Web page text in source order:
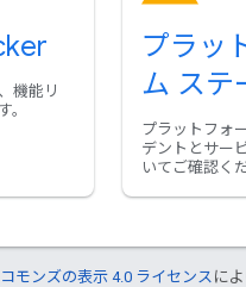
機能リ
。
プラッ
ム ステ
プラットフォ
デントとサー
いてご確認く
モンズの表示 4.0 ライセンス に